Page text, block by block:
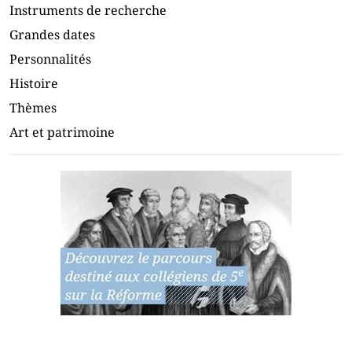
Instruments de recherche
Grandes dates
Personnalités
Histoire
Thèmes
Art et patrimoine